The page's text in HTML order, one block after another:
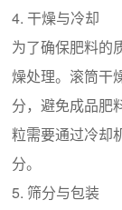
4. 干燥与冷却
为了确保肥料的
燥处理。滚筒干
分，避免成品肥
粒需要通过冷却
分。
5. 筛分与包装